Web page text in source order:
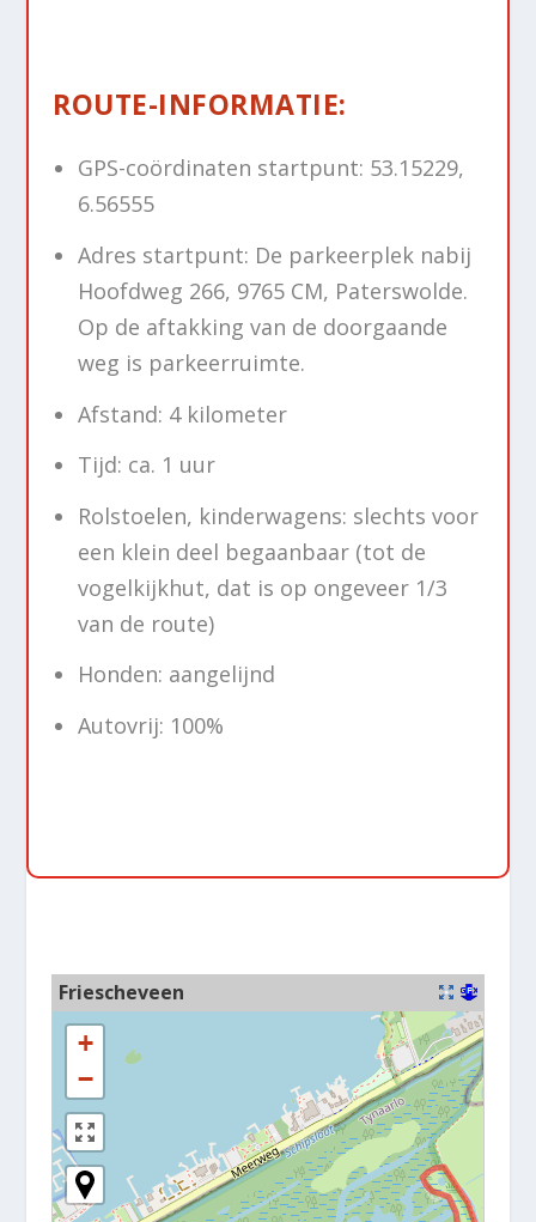
ROUTE-INFORMATIE:
GPS-coördinaten startpunt: 53.15229,
6.56555
Adres startpunt: De parkeerplek nabij
Hoofdweg 266, 9765 CM, Paterswolde.
Op de aftakking van de doorgaande
weg is parkeerruimte.
Afstand: 4 kilometer
Tijd: ca. 1 uur
Rolstoelen, kinderwagens: slechts voor
een klein deel begaanbaar (tot de
vogelkijkhut, dat is op ongeveer 1/3
van de route)
Honden: aangelijnd
Autovrij: 100%
Friescheveen
+
−